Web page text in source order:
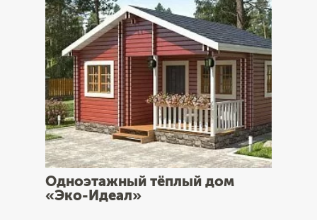
Одноэтажный тёплый дом
«Эко-Идеал»